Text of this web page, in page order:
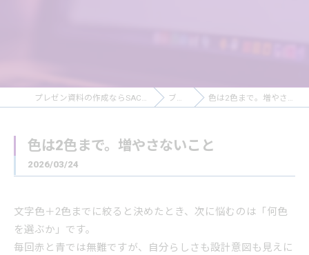
プレゼン資料の作成ならSACC株式会社 ブログ 色は2色まで。増やさないこと
色は2色まで。増やさないこと
2026/03/24
文字色＋2色までに絞ると決めたとき、次に悩むのは「何色
を選ぶか」です。
毎回赤と青では無難ですが、自分らしさも設計意図も見えに